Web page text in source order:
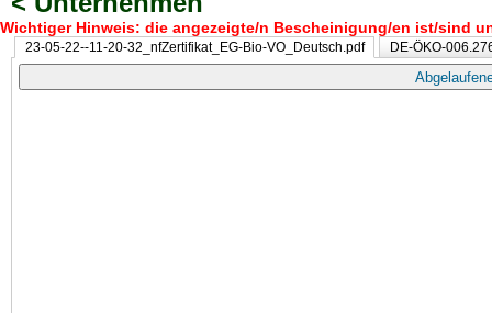
Wichtiger Hinweis: die angezeigte/n Bescheinigung/en ist/sind
23-05-22--11-20-32_nfZertifikat_EG-Bio-VO_Deutsch.pdf DE-ÖKO-